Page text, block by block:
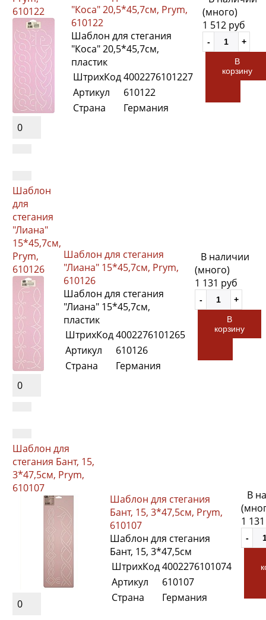
610122
0
"Коса" 20,5*45,7см, Prym,
610122
Шаблон для стегания
"Коса" 20,5*45,7см,
пластик
ШтрихКод4002276101227
Артикул
610122
Страна
Германия
(много)
1 512 руб
В
корзину
Шаблон
для
стегания
"Лиана"
15*45,7см,
Prym,
610126
0
Шаблон для стегания
"Лиана" 15*45,7см, Prym,
610126
Шаблон для стегания
"Лиана" 15*45,7см,
пластик
ШтрихКод4002276101265
Артикул
610126
Страна
Германия
В наличии
(много)
1 131 руб
В
корзину
Шаблон для
стегания Бант, 15,
3*47,5см, Prym,
610107
0
Шаблон для стегания
Бант, 15, 3*47,5см, Prym,
610107
Шаблон для стегания
Бант, 15, 3*47,5см
ШтрихКод4002276101074
Артикул
610107
Страна
Германия
В
1